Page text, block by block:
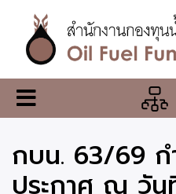
เนื้อหา
หลักสำนักงาน
กองทุน
น้ำมัน
เชื้อ
กบน. 63/69 ก
ประกาศ ณ วัน